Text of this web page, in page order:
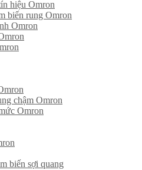
hiệu Omron
biến rung Omron
Omron
chậm Omron
Omron
biến sợi quang